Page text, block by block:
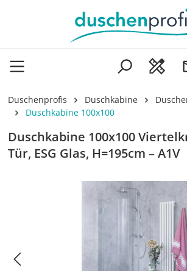
Zum Hauptinhalt springen
Duschenprofis Duschkabine
Duschkabine 100x100
Duschkabine 100x100
Tür, ESG Glas, H=195cm – A1V
Bildergalerie überspringen